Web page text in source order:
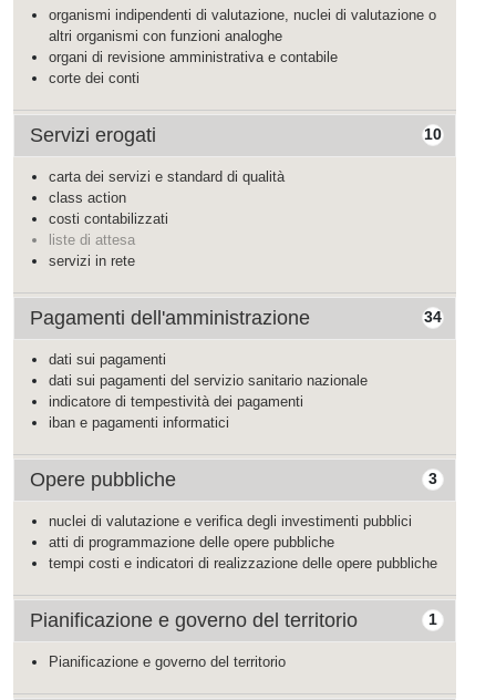
organismi indipendenti di valutazione, nuclei di valutazione o
altri organismi con funzioni analoghe
organi di revisione amministrativa e contabile
corte dei conti
10
Servizi erogati
carta dei servizi e standard di qualità
class action
costi contabilizzati
liste di attesa
servizi in rete
34
Pagamenti dell'amministrazione
dati sui pagamenti
dati sui pagamenti del servizio sanitario nazionale
indicatore di tempestività dei pagamenti
iban e pagamenti informatici
3
Opere pubbliche
nuclei di valutazione e verifica degli investimenti pubblici
atti di programmazione delle opere pubbliche
tempi costi e indicatori di realizzazione delle opere pubbliche
1
Pianificazione e governo del territorio
Pianificazione e governo del territorio